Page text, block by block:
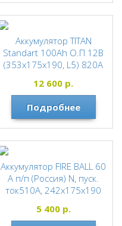
Аккумулятор TITAN
Standart 100Ah О.П 12В
(353x175x190, L5) 820А
TITAN
12 600 р.
Подробнее
Аккумулятор FIRE BALL 60
А п/п (Россия) N, пуск.
ток510А, 242х175х190
FIREBALL
5 400р.